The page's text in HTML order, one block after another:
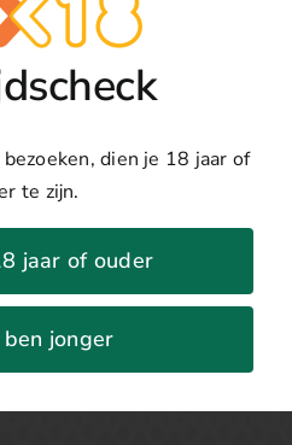
Bical & Cerceal,
Fina
dien je 18 jaar of
te zijn.
jaar of ouder
ben jonger